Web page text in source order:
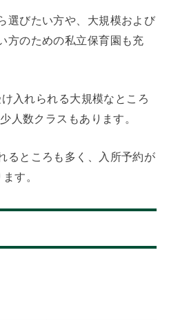
選びたい方や、大規模および
方のための私立保育園も充
入れられる大規模なところ
人数クラスもあります。
るところも多く、入所予約が
す。